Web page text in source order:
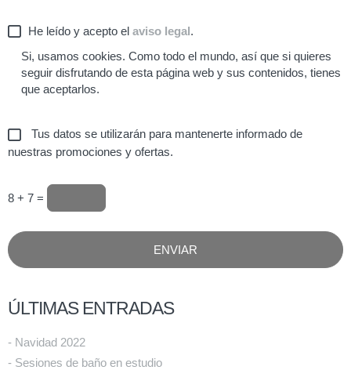
He leído y acepto el aviso legal.
Si, usamos cookies. Como todo el mundo, así que si quieres
seguir disfrutando de esta página web y sus contenidos, tienes
que aceptarlos.
Tus datos se utilizarán para mantenerte informado de
nuestras promociones y ofertas.
8 + 7 =
ÚLTIMAS ENTRADAS
- Navidad 2022
- Sesiones de baño en estudio